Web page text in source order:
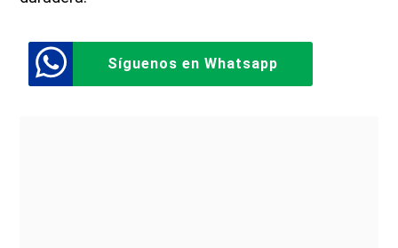
Síguenos en Whatsapp